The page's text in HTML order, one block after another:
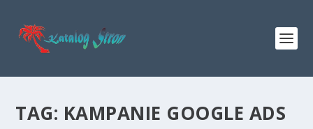
TAG: KAMPANIE GOOGLE ADS